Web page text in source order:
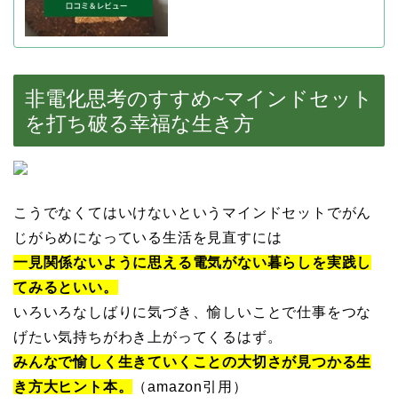
非電化思考のすすめ~マインドセット
を打ち破る幸福な生き方
こうでなくてはいけないというマインドセットでがん
じがらめになっている生活を見直すには
一見関係ないように思える電気がない暮らしを実践し
てみるといい。
いろいろなしばりに気づき、愉しいことで仕事をつな
げたい気持ちがわき上がってくるはず。
みんなで愉しく生きていくことの大切さが見つかる生
き方大ヒント本。
（amazon引用）